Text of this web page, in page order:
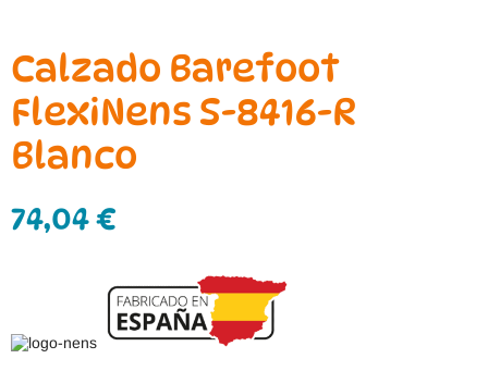
Calzado Barefoot
FlexiNens S-8416-R
Blanco
74,04€